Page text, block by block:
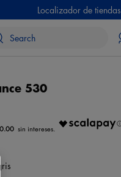
Localizador de tiendas
530